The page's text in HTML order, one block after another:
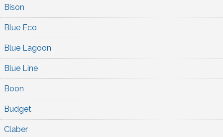
Bison
Blue Eco
Blue Lagoon
Blue Line
Boon
Budget
Claber